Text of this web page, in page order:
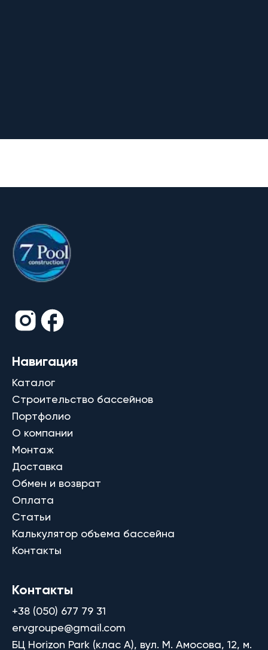
Навигация
Каталог
Строительство бассейнов
Портфолио
О компании
Монтаж
Доставка
Обмен и возврат
Оплата
Статьи
Калькулятор объема бассейна
Контакты
Контакты
+38 (050) 677 79 31
ervgroupe@gmail.com
БЦ Horizon Park (клас A), вул. М. Амосова, 12, м.